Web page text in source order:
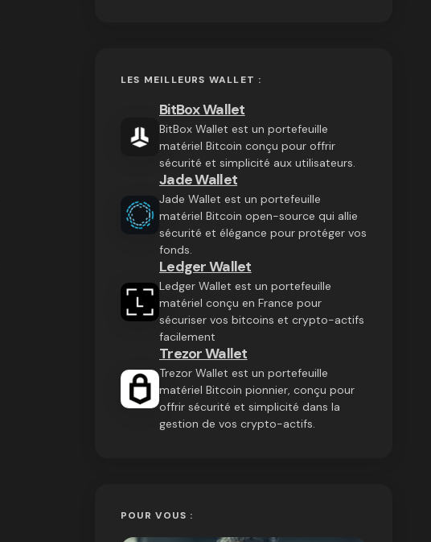
LES MEILLEURS WALLET :
BitBox Wallet
BitBox Wallet est un portefeuille
matériel Bitcoin conçu pour offrir
sécurité et simplicité aux utilisateurs.
Jade Wallet
Jade Wallet est un portefeuille
matériel Bitcoin open-source qui allie
sécurité et élégance pour protéger vos
fonds.
Ledger Wallet
Ledger Wallet est un portefeuille
matériel conçu en France pour
sécuriser vos bitcoins et crypto-actifs
facilement
Trezor Wallet
Trezor Wallet est un portefeuille
matériel Bitcoin pionnier, conçu pour
offrir sécurité et simplicité dans la
gestion de vos crypto-actifs.
POUR VOUS :